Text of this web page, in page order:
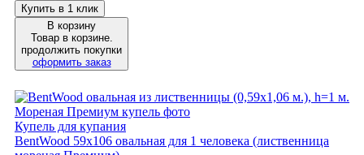
Купить в 1 клик
В корзину
Товар в корзине.
продолжить покупки
оформить заказ
Купель для купания
BentWood 59х106 овальная для 1 человека (лиственница